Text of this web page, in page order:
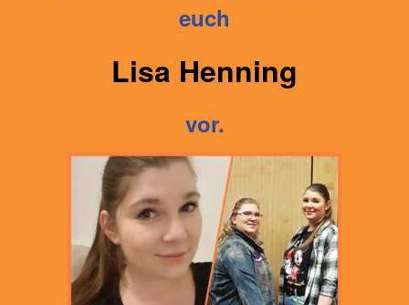
euch
Lisa Henning
vor.